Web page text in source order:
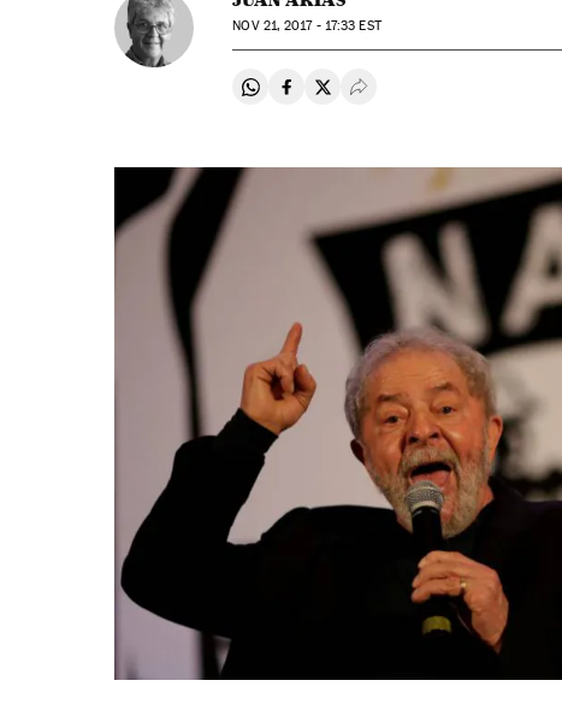
NOV21, 2017 - 17:33 EST
Compartir en Whatsapp
Compartir en Facebook
Compartir en Twitter
Desplegar Redes Sociales